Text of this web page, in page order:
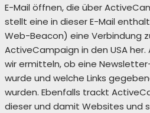
E-Mail öffnen, die über
stellt eine in dieser E-Mail
Web-Beacon) eine Verbindung
ActiveCampaign in den USA
wir ermitteln, ob eine
wurde und welche Links
wurden. Ebenfalls trackt
dieser und damit Websites und